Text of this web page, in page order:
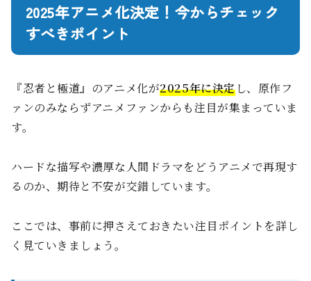
2025年アニメ化決定！今からチェック
すべきポイント
『忍者と極道』のアニメ化が2025年に決定し、原作フ
ァンのみならずアニメファンからも注目が集まっていま
す。
ハードな描写や濃厚な人間ドラマをどうアニメで再現す
るのか、期待と不安が交錯しています。
ここでは、事前に押さえておきたい注目ポイントを詳し
く見ていきましょう。